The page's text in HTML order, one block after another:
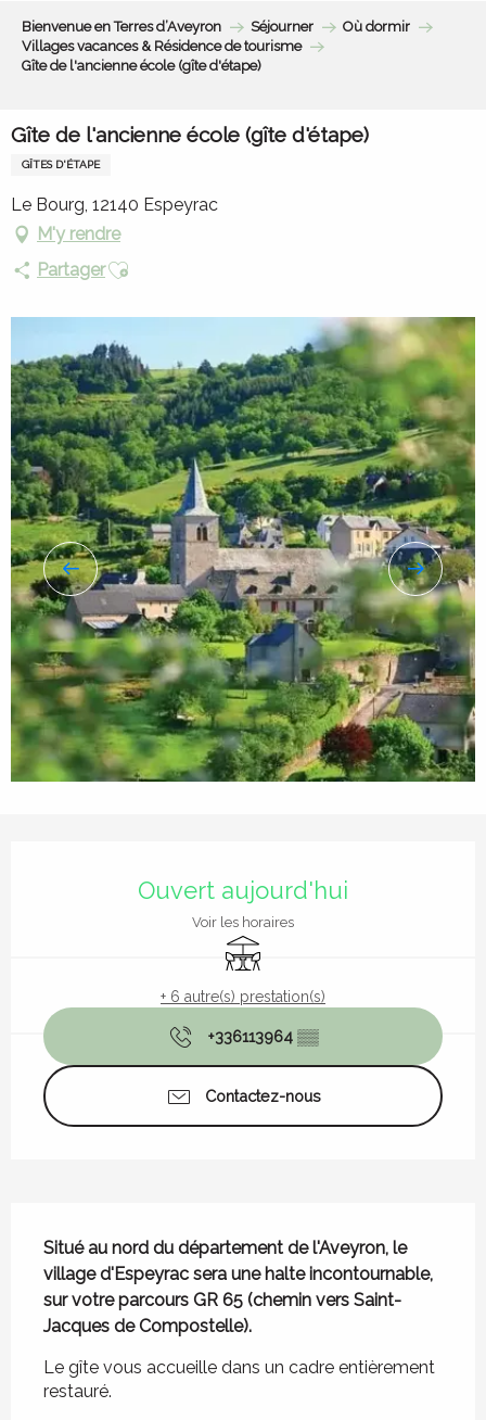
contenu
Bienvenue en Terres d’Aveyron Séjourner
Où dormir
Villages vacances & Résidence de tourisme
Gîte de l'ancienne école (gîte d'étape)
Gîte de l'ancienne école (gîte d'étape)
GÎTES D'ÉTAPE
Le Bourg, 12140 Espeyrac
M'y rendre
PartagerAjouter aux favoris
Ouvert aujourd'hui
Voir les horaires
Terrasse
+ 6 autre(s) prestation(s)
+336113964 ▒▒
Contactez-nous
Situé au nord du département de l'Aveyron, le
village d'Espeyrac sera une halte incontournable,
sur votre parcours GR 65 (chemin vers Saint-
Jacques de Compostelle).
Le gîte vous accueille dans un cadre entièrement
restauré.